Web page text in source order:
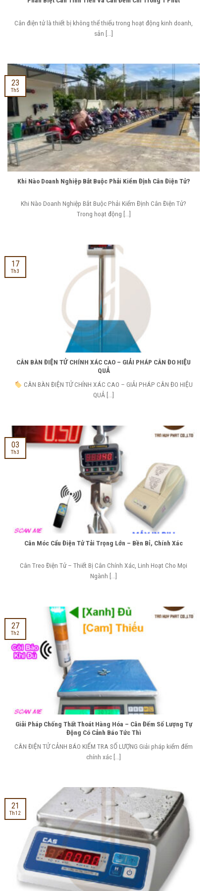
Cân điện tử là thiết bị không thể thiếu trong hoạt động kinh doanh,
sản [...]
Khi Nào Doanh Nghiệp Bắt Buộc Phải Kiểm Định Cân Điện Tử?
Khi Nào Doanh Nghiệp Bắt Buộc Phải Kiểm Định Cân Điện Tử?
Trong hoạt động [...]
23
Th5
CÂN BÀN ĐIỆN TỬ CHÍNH XÁC CAO – GIẢI PHÁP CÂN ĐO HIỆU
QUẢ
CÂN BÀN ĐIỆN TỬ CHÍNH XÁC CAO – GIẢI PHÁP CÂN ĐO HIỆU
QUẢ [...]
17
Th3
Cân Móc Cẩu Điện Tử Tải Trọng Lớn – Bền Bỉ, Chính Xác
Cân Treo Điện Tử – Thiết Bị Cân Chính Xác, Linh Hoạt Cho Mọi
Ngành [...]
03
Th3
Giải Pháp Chống Thất Thoát Hàng Hóa – Cân Đếm Số Lượng Tự
Động Có Cảnh Báo Tức Thì
CÂN ĐIỆN TỬ CẢNH BÁO KIỂM TRA SỐ LƯỢNG Giải pháp kiểm đếm
chính xác [...]
27
Th2
21
Th12